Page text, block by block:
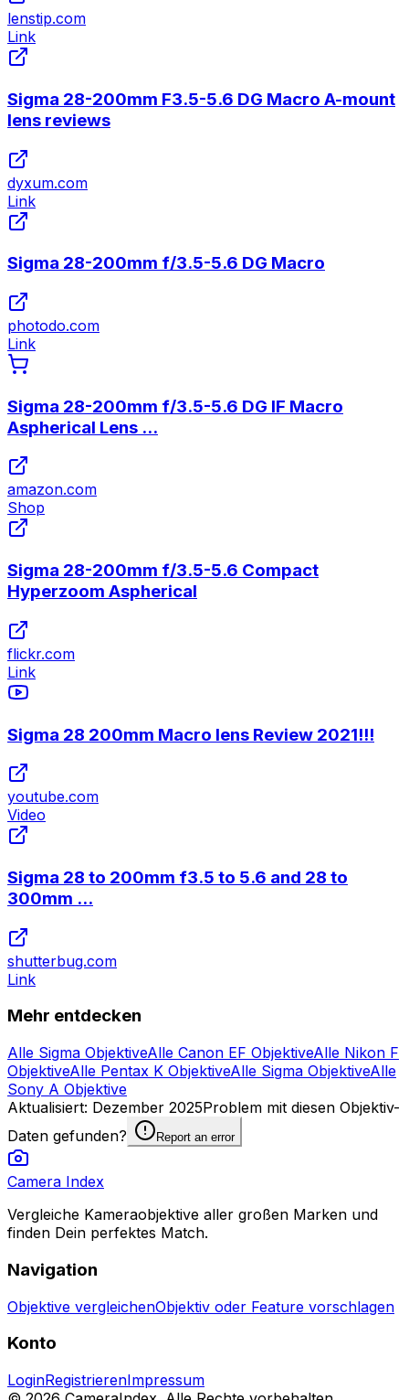
lenstip.com
Link
Sigma 28-200mm F3.5-5.6 DG Macro A-mount
lens reviews
dyxum.com
Link
Sigma 28-200mm f/3.5-5.6 DG Macro
photodo.com
Link
Sigma 28-200mm f/3.5-5.6 DG IF Macro
Aspherical Lens ...
amazon.com
Shop
Sigma 28-200mm f/3.5-5.6 Compact
Hyperzoom Aspherical
flickr.com
Link
Sigma 28 200mm Macro lens Review 2021!!!
youtube.com
Video
Sigma 28 to 200mm f3.5 to 5.6 and 28 to
300mm ...
shutterbug.com
Link
Mehr entdecken
Alle Sigma ObjektiveAlle Canon EF ObjektiveAlle Nikon F
ObjektiveAlle Pentax K ObjektiveAlle Sigma ObjektiveAlle
Sony A Objektive
Aktualisiert: Dezember 2025Problem mit diesen Objektiv-
Daten gefunden?
Report an error
Camera Index
Vergleiche Kameraobjektive aller großen Marken und
finden Dein perfektes Match.
Navigation
Objektive vergleichenObjektiv oder Feature vorschlagen
Konto
LoginRegistrierenImpressum